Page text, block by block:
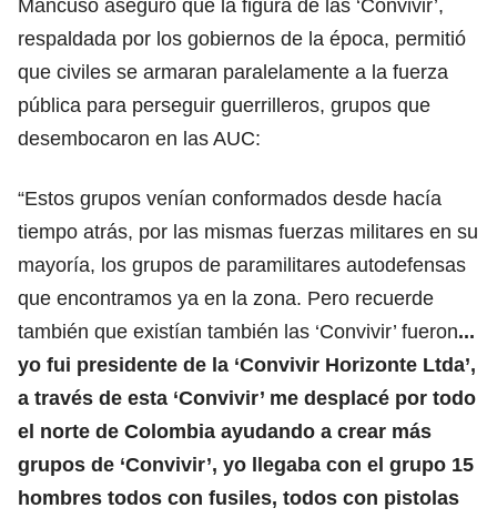
Mancuso aseguró que la figura de las ‘Convivir’,
respaldada por los gobiernos de la época, permitió
que civiles se armaran paralelamente a la fuerza
pública para perseguir guerrilleros, grupos que
desembocaron en las AUC:
“Estos grupos venían conformados desde hacía
tiempo atrás, por las mismas fuerzas militares en su
mayoría, los grupos de paramilitares autodefensas
que encontramos ya en la zona. Pero recuerde
también que existían también las ‘Convivir’ fueron...
yo fui presidente de la ‘Convivir Horizonte Ltda’,
a través de esta ‘Convivir’ me desplacé por todo
el norte de Colombia ayudando a crear más
grupos de ‘Convivir’, yo llegaba con el grupo 15
hombres todos con fusiles, todos con pistolas